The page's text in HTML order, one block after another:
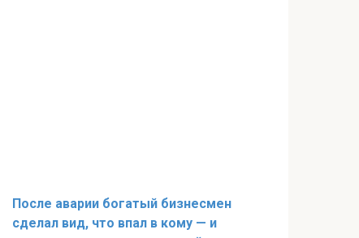
После аварии богатый бизнесмен
сделал вид, что впал в кому — и